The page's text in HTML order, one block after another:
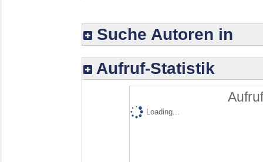
Suche Autoren in
Aufruf-Statistik
Loading...